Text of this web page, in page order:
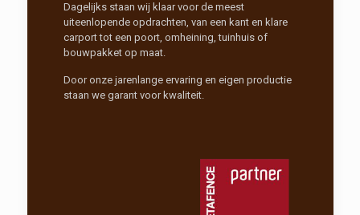
Dagelijks staan wij klaar voor de meest
uiteenlopende opdrachten, van een kant en klare
carport tot een poort, omheining, tuinhuis of
bouwpakket op maat.
Door onze jarenlange ervaring en eigen productie
staan we garant voor kwaliteit.